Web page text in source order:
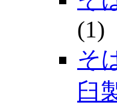
(1)
そ
臼